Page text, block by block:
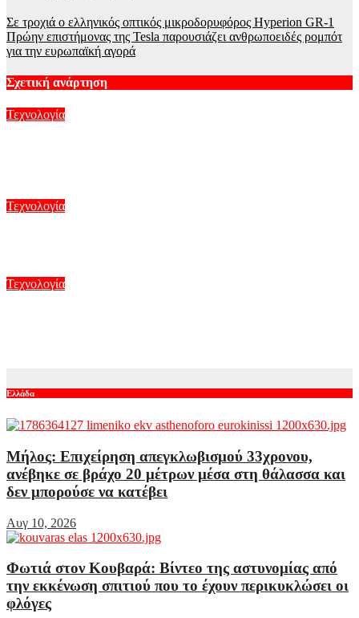
Σε τροχιά ο ελληνικός οπτικός μικροδορυφόρος Hyperion GR-1
Πρώην επιστήμονας της Tesla παρουσιάζει ανθρωποειδές ρομπότ
για την ευρωπαϊκή αγορά
Σχετική ανάρτηση
Τεχνολογία
Τεχνολογία
Τεχνολογία
Ελλάδα
Μήλος: Επιχείρηση απεγκλωβισμού 33χρονου,
ανέβηκε σε βράχο 20 μέτρων μέσα στη θάλασσα και
δεν μπορούσε να κατέβει
Αυγ 10, 2026
Φωτιά στον Κουβαρά: Βίντεο της αστυνομίας από
την εκκένωση σπιτιού που το έχουν περικυκλώσει οι
φλόγες